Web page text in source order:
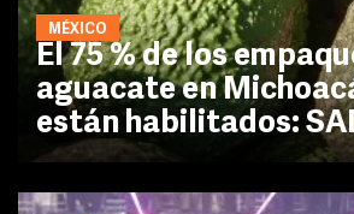
MÉXICO
El 75 % de los
aguacate en
están habilitados: